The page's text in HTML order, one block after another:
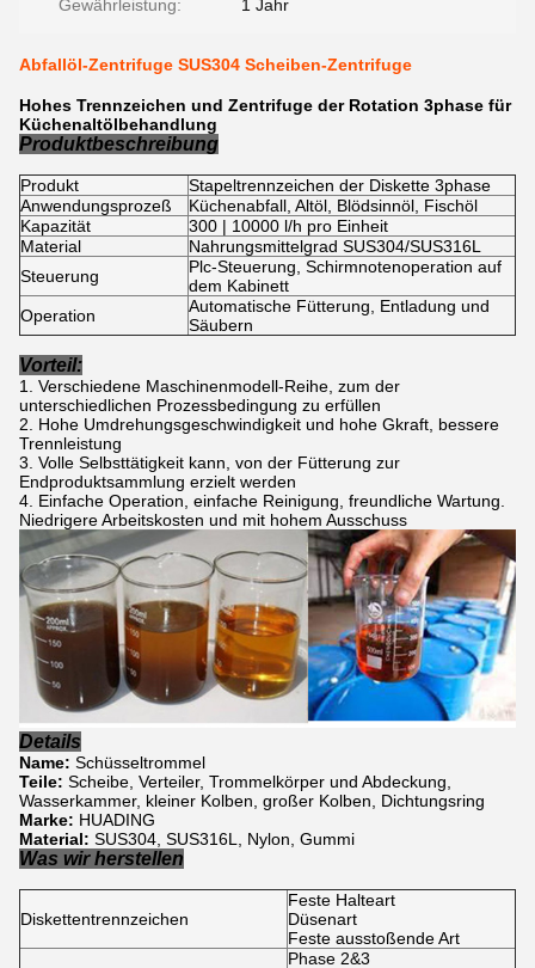
Gewährleistung: 1 Jahr
Abfallöl-Zentrifuge SUS304 Scheiben-Zentrifuge
Hohes Trennzeichen und Zentrifuge der Rotation 3phase für
Küchenaltölbehandlung
Produktbeschreibung
Produkt
Stapeltrennzeichen der Diskette 3phase
Anwendungsprozeß
Küchenabfall, Altöl, Blödsinnöl, Fischöl
Kapazität
300 | 10000 l/h pro Einheit
Material
Nahrungsmittelgrad SUS304/SUS316L
Steuerung
Plc-Steuerung, Schirmnotenoperation auf
dem Kabinett
Operation
Automatische Fütterung, Entladung und
Säubern
Vorteil:
Verschiedene Maschinenmodell-Reihe, zum der
unterschiedlichen Prozessbedingung zu erfüllen
Hohe Umdrehungsgeschwindigkeit und hohe Gkraft, bessere
Trennleistung
Volle Selbsttätigkeit kann, von der Fütterung zur
Endproduktsammlung erzielt werden
Einfache Operation, einfache Reinigung, freundliche Wartung.
Niedrigere Arbeitskosten und mit hohem Ausschuss
Details
Name: Schüsseltrommel
Teile: Scheibe, Verteiler, Trommelkörper und Abdeckung,
Wasserkammer, kleiner Kolben, großer Kolben, Dichtungsring
Marke: HUADING
Material: SUS304, SUS316L, Nylon, Gummi
Was wir herstellen
Diskettentrennzeichen
Feste Halteart
Düsenart
Feste ausstoßende Art
Phase 2&3